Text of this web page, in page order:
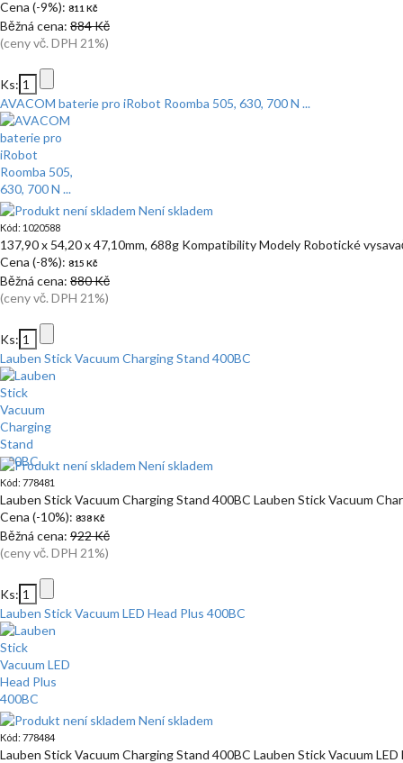
Cena (-9%): 811 Kč
Běžná cena: 884 Kč
(ceny vč. DPH 21%)
Ks:
AVACOM baterie pro iRobot Roomba 505, 630, 700 N ...
Není skladem
Kód: 1020588
137,90 x 54,20 x 47,10mm, 688g Kompatibility Modely Robotické
Cena (-8%): 815 Kč
Běžná cena: 880 Kč
(ceny vč. DPH 21%)
Ks:
Lauben Stick Vacuum Charging Stand 400BC
Není skladem
Kód: 778481
Lauben Stick Vacuum Charging Stand 400BC Lauben Stick Vacuum
Cena (-10%): 838 Kč
Běžná cena: 922 Kč
(ceny vč. DPH 21%)
Ks:
Lauben Stick Vacuum LED Head Plus 400BC
Není skladem
Kód: 778484
Lauben Stick Vacuum Charging Stand 400BC Lauben Stick Vacuum